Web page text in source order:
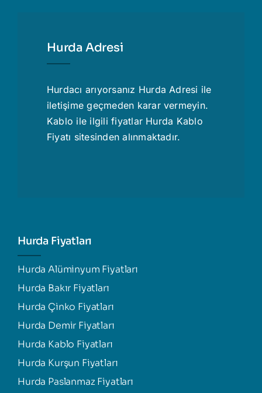
Hurda Adresi
Hurdacı arıyorsanız Hurda Adresi ile
iletişime geçmeden karar vermeyin.
Kablo ile ilgili fiyatlar Hurda Kablo
Fiyatı sitesinden alınmaktadır.
Hurda Fiyatları
Hurda Alüminyum Fiyatları
Hurda Bakır Fiyatları
Hurda Çinko Fiyatları
Hurda Demir Fiyatları
Hurda Kablo Fiyatları
Hurda Kurşun Fiyatları
Hurda Paslanmaz Fiyatları